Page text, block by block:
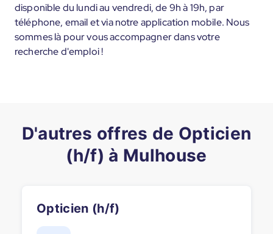
disponible du lundi au vendredi, de 9h à 19h, par
téléphone, email et via notre application mobile. Nous
sommes là pour vous accompagner dans votre
recherche d'emploi !
D'autres offres de Opticien
(h/f) à Mulhouse
Opticien (h/f)